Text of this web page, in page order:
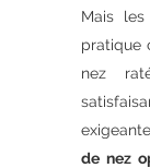
Mais
pratique
nez
de nez